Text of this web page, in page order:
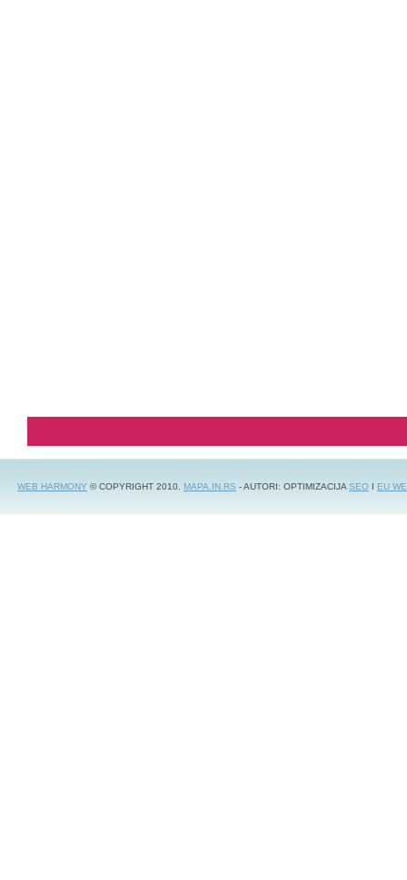
WEB HARMONY © COPYRIGHT 2010. MAPA.IN.RS - AUTORI: OPTIMIZACIJA SEO I EU